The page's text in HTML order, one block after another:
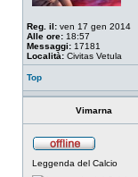
Reg. il: ven 17 gen 2014
Alle ore: 18:57
Messaggi: 17181
Località: Civitas Vetula
Top
Vimarna
Leggenda del Calcio